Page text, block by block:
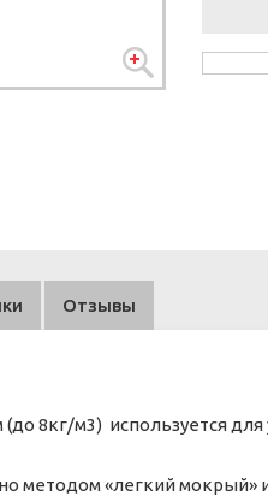
Отзывы
(до 8кг/м3) используется
методом «легкий мокрый»